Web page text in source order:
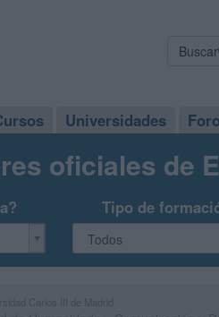
Buscar
Universidades
oficiales de
Tipo de